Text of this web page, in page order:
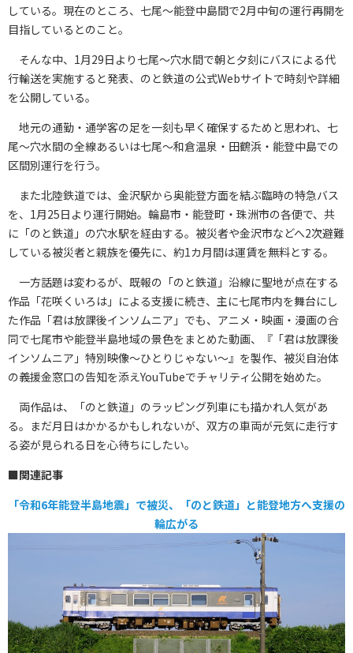
している。現在のところ、七尾～能登中島間で2月中旬の運行再開を
目指しているとのこと。
そんな中、1月29日より七尾～穴水間で朝と夕刻にバスによる代
行輸送を実施すると発表、のと鉄道の公式Webサイトで時刻や詳細
を公開している。
地元の通勤・通学客の足を一刻も早く確保するためと思われ、七
尾～穴水間の全線あるいは七尾～和倉温泉・田鶴浜・能登中島での
区間別運行を行う。
また北陸鉄道では、金沢駅から奥能登方面を結ぶ臨時の特急バス
を、1月25日より運行開始。輪島市・能登町・珠洲市の各便で、共
に「のと鉄道」の穴水駅を経由する。被災者や金沢市などへ2次避難
している被災者と親族を優先に、約1カ月間は運賃を無料とする。
一方話題は変わるが、既報の「のと鉄道」沿線に聖地が点在する
作品「花咲くいろは」による支援に続き、主に七尾市内を舞台にし
た作品「君は放課後インソムニア」でも、アニメ・映画・漫画の合
同で七尾市や能登半島地域の景色をまとめた動画、『「君は放課後
インソムニア」特別映像〜ひとりじゃない〜』を製作、被災自治体
の義援金窓口の告知を添えYouTubeでチャリティ公開を始めた。
両作品は、「のと鉄道」のラッピング列車にも描かれ人気があ
る。まだ月日はかかるかもしれないが、双方の車両が元気に走行す
る姿が見られる日を心待ちにしたい。
■関連記事
「令和6年能登半島地震」で被災、「のと鉄道」と能登地方へ支援の
輪広がる